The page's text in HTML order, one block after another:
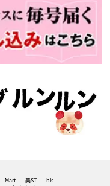
Mart 美ST
bis